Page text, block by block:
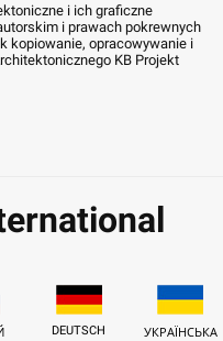
i ich graficzne
i prawach pokrewnych
kopiowanie, opracowywanie i
KB Projekt
DEUTSCH УКРАЇНСЬКА